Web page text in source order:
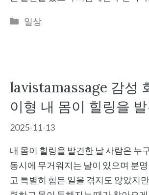
Categories
일상
lavistamassage 감성
이형 내 몸이 힐링을
2025-11-13
내 몸이 힐링을 발견한 날 사람은 누
동시에 무거워지는 날이 있으며 분
고 특별히 힘든 일을 겪지도 않았지